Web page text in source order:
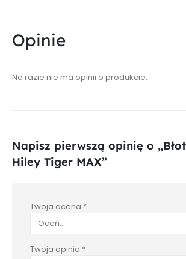
Opinie
Na razie nie ma opinii o produkcie.
Napisz pierwszą opinię o
Hiley Tiger MAX”
Twoja ocena *
Twoja opinia *